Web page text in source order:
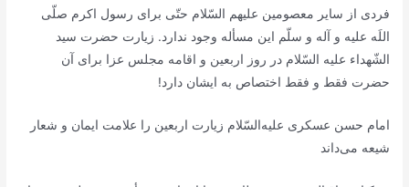
فردی از سایر معصومین علیهم السّلام حتّی برای رسول اکرم صلّی
اللَه علیه و آله و سلّم این مسأله وجود ندارد. زیارت حضرت سید
الشّهداء علیه السّلام در روز اربعین و اقامه مجلس عزا برای آن
حضرت فقط و فقط اختصاص به ایشان دارد!
امام حسن عسکری علیه‌السّلام زیارت اربعین را علامت ایمان و شعار
شیعه می‌داند